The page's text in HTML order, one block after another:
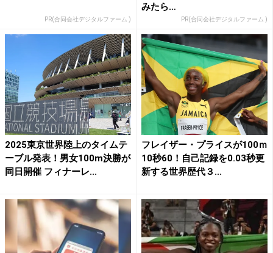
PR(合同会社デジタルファーム )
みたら…
PR(合同会社デジタルファーム )
2025東京世界陸上のタイムテ
ーブル発表！男女100m決勝が
同日開催 フィナーレ...
フレイザー・プライスが100ｍ
10秒60！自己記録を0.03秒更
新する世界歴代３...